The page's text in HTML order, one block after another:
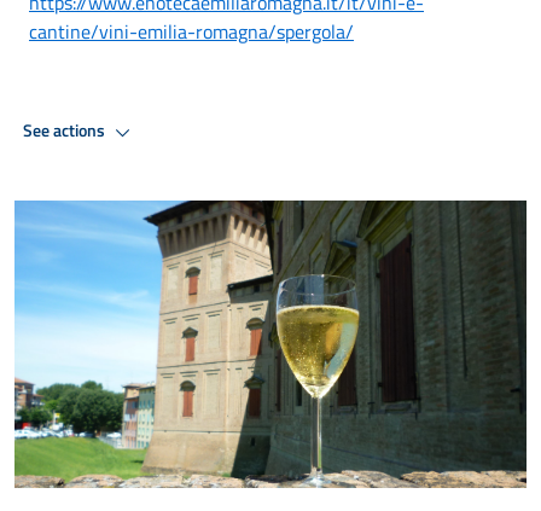
cantine/vini-emilia-romagna/spergola/
See actions